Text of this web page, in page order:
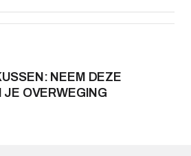
NEEM DEZE
JE OVERWEGING